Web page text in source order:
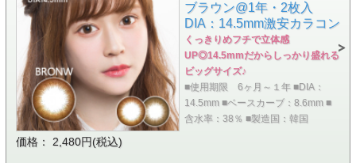
ブラウン@1年・2枚入
DIA：14.5mm激安カラコン
くっきりめフチで立体感
UP◎14.5mmだからしっかり盛れる
ビッグサイズ♪
■使用期限 6ヶ月～１年 ■DIA：
14.5mm ■ベースカーブ：8.6mm ■
含水率：38％ ■製造国：韓国
価格： 2,480円(税込)